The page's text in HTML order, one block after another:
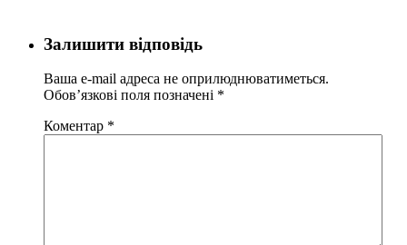
Залишити відповідь
Ваша e-mail адреса не оприлюднюватиметься.
Обов’язкові поля позначені *
Коментар *